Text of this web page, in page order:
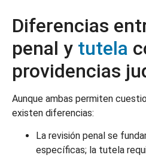
Diferencias
penal y tutela
providencias
Aunque ambas permiten
existen diferencias:
La revisión penal se
específicas; la tutela